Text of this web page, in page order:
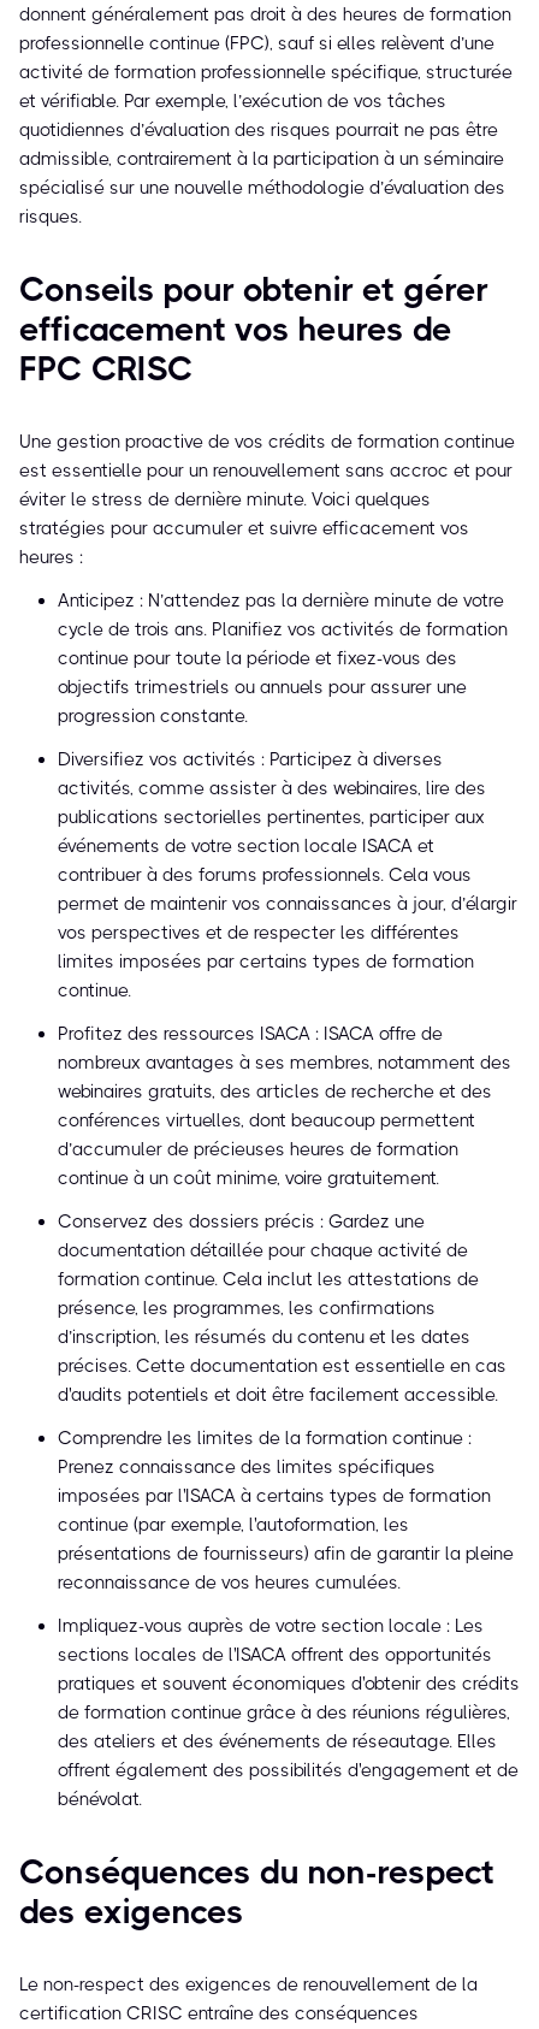
donnent généralement pas droit à des heures de formation
professionnelle continue (FPC), sauf si elles relèvent d’une
activité de formation professionnelle spécifique, structurée
et vérifiable. Par exemple, l’exécution de vos tâches
quotidiennes d’évaluation des risques pourrait ne pas être
admissible, contrairement à la participation à un séminaire
spécialisé sur une nouvelle méthodologie d’évaluation des
risques.
Conseils pour obtenir et gérer
efficacement vos heures de
FPC CRISC
Une gestion proactive de vos crédits de formation continue
est essentielle pour un renouvellement sans accroc et pour
éviter le stress de dernière minute. Voici quelques
stratégies pour accumuler et suivre efficacement vos
heures :
Anticipez : N’attendez pas la dernière minute de votre
cycle de trois ans. Planifiez vos activités de formation
continue pour toute la période et fixez-vous des
objectifs trimestriels ou annuels pour assurer une
progression constante.
Diversifiez vos activités : Participez à diverses
activités, comme assister à des webinaires, lire des
publications sectorielles pertinentes, participer aux
événements de votre section locale ISACA et
contribuer à des forums professionnels. Cela vous
permet de maintenir vos connaissances à jour, d’élargir
vos perspectives et de respecter les différentes
limites imposées par certains types de formation
continue.
Profitez des ressources ISACA : ISACA offre de
nombreux avantages à ses membres, notamment des
webinaires gratuits, des articles de recherche et des
conférences virtuelles, dont beaucoup permettent
d’accumuler de précieuses heures de formation
continue à un coût minime, voire gratuitement.
Conservez des dossiers précis : Gardez une
documentation détaillée pour chaque activité de
formation continue. Cela inclut les attestations de
présence, les programmes, les confirmations
d’inscription, les résumés du contenu et les dates
précises. Cette documentation est essentielle en cas
d'audits potentiels et doit être facilement accessible.
Comprendre les limites de la formation continue :
Prenez connaissance des limites spécifiques
imposées par l'ISACA à certains types de formation
continue (par exemple, l'autoformation, les
présentations de fournisseurs) afin de garantir la pleine
reconnaissance de vos heures cumulées.
Impliquez-vous auprès de votre section locale : Les
sections locales de l'ISACA offrent des opportunités
pratiques et souvent économiques d'obtenir des crédits
de formation continue grâce à des réunions régulières,
des ateliers et des événements de réseautage. Elles
offrent également des possibilités d'engagement et de
bénévolat.
Conséquences du non-respect
des exigences
Le non-respect des exigences de renouvellement de la
certification CRISC entraîne des conséquences